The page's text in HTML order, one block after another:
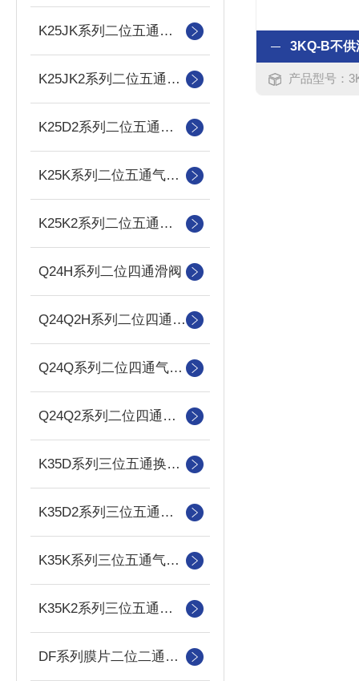
K25JK系列二位五通截止式换向阀
K25JK2系列二位五通截止式板式双气控换向阀
K25D2系列二位五通双电控电磁滑阀
K25K系列二位五通气控滑阀
K25K2系列二位五通双气控滑阀
Q24H系列二位四通滑阀
Q24Q2H系列二位四通双气控滑阀
Q24Q系列二位四通气控滑阀
Q24Q2系列二位四通双气控滑阀
K35D系列三位五通换向阀
K35D2系列三位五通双电控换向阀
K35K系列三位五通气控换向阀
K35K2系列三位五通双气控换向阀
DF系列膜片二位二通先导式电磁阀
产品型号：3K35Q2-